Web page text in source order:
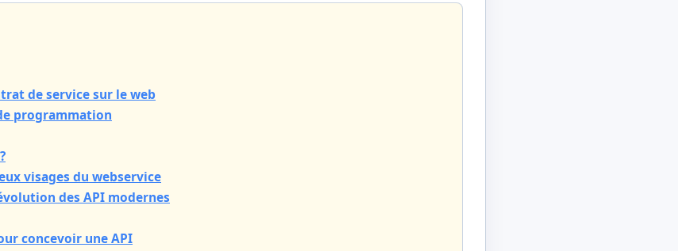
de service sur le web
programmation
visages du webservice
des API modernes
concevoir une API